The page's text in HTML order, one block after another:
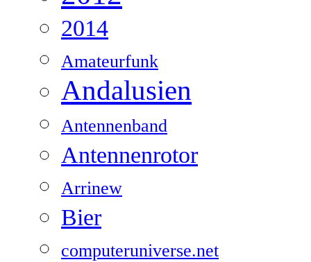
2014
Amateurfunk
Andalusien
Antennenband
Antennenrotor
Arrinew
Bier
computeruniverse.net